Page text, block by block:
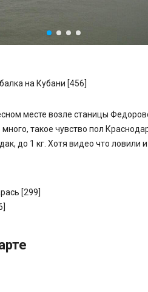
на Кубани [456]
месте возле станицы
такое чувство пол
до 1 кг. Хотя видео что ловили
[299]